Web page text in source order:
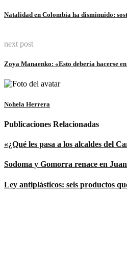
Natalidad en Colombia ha disminuido:
next post
Zoya Manaenko: «Esto debería hacerse
Nohela Herrera
Publicaciones Relacionadas
«¿Qué les pasa a los alcaldes del
Sodoma y Gomorra renace en
Ley antiplásticos: seis productos